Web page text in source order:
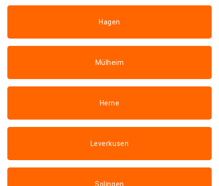
Hagen
Mülheim
Herne
Leverkusen
Solingen